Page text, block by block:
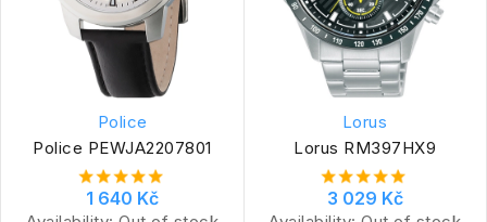
Police
Police PEWJA2207801
1 640 Kč
Lorus
Lorus RM397HX9
3 029 Kč